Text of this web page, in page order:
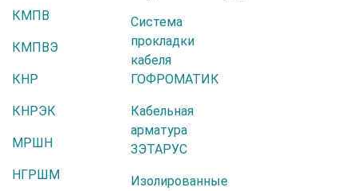
КМПВ
КМПВЭ
КНР
КНРЭК
МРШН
НГРШМ
Система
прокладки
кабеля
ГОФРОМАТИК
Кабельная
арматура
ЗЭТАРУС
Изолированные